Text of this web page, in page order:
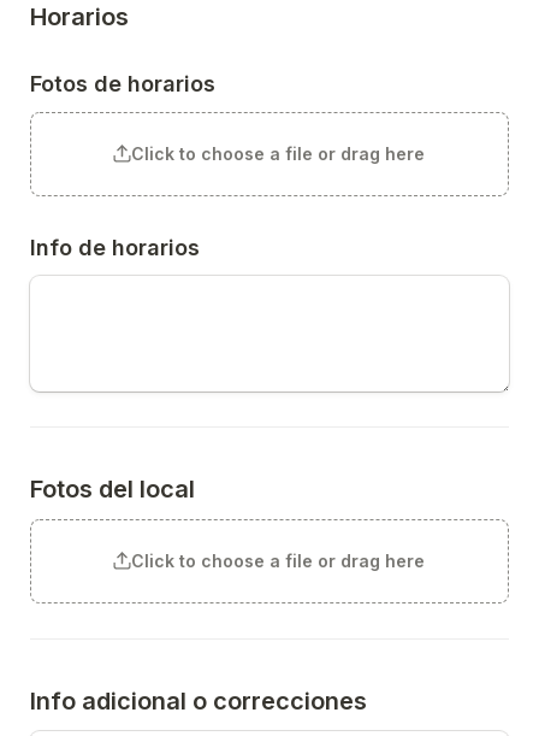
Horarios
Fotos de horarios
Click to choose a file or drag here
Info de horarios
Fotos del local
Click to choose a file or drag here
Info adicional o correcciones